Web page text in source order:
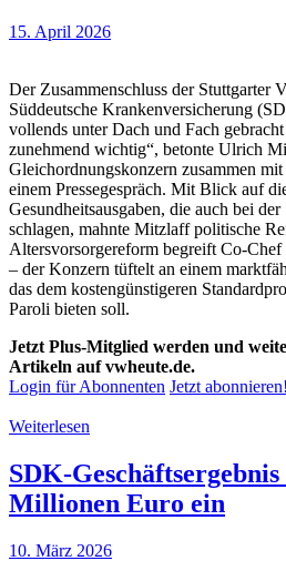
15. April 2026
Der Zusammenschluss der Stuttgarter
Süddeutsche Krankenversicherung
vollends unter Dach und Fach
zunehmend wichtig“, betonte Ulrich
Gleichordnungskonzern zusammen
einem Pressegespräch. Mit Blick auf
Gesundheitsausgaben, die auch bei
schlagen, mahnte Mitzlaff politische
Altersvorsorgereform begreift Co-
– der Konzern tüftelt an einem
das dem kostengünstigeren
Paroli bieten soll.
Jetzt Plus-Mitglied werden und
Artikeln auf vwheute.de.
Login für Abonnenten Jetzt abonnieren!
Weiterlesen
SDK-
Millionen Euro ein
10. März 2026